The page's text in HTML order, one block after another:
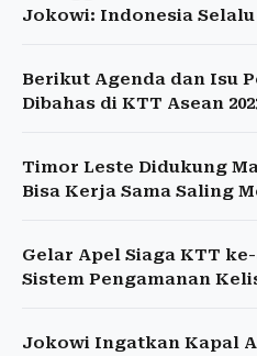
Jokowi: Indonesia
Berikut Agenda dan Isu
Dibahas di KTT Asean
Timor Leste Didukung
Bisa Kerja Sama Saling
Gelar Apel Siaga KTT ke-
Sistem Pengamanan
Jokowi Ingatkan Kapal